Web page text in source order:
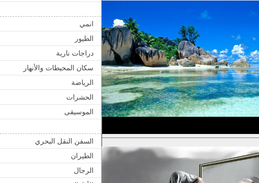
انمي
الطيور
دراجات نارية
سكان المحيطات والأنهار
الرياضة
الحشرات
الموسيقى
السفن النقل البحري
الطيران
الرجال